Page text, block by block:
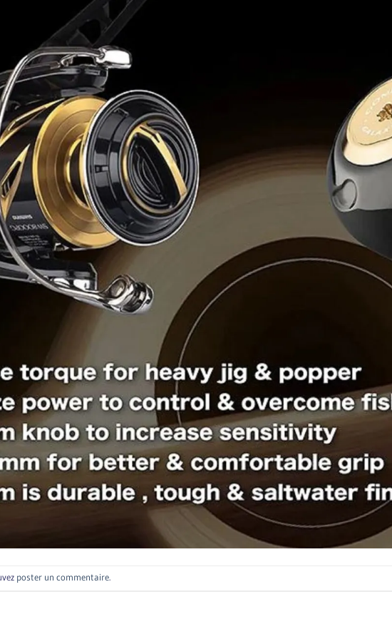
poster un commentaire.